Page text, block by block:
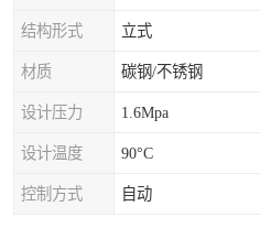
结构形式 立式
材质 碳钢/不锈钢
设计压力 1.6Mpa
设计温度 90°C
控制方式 自动